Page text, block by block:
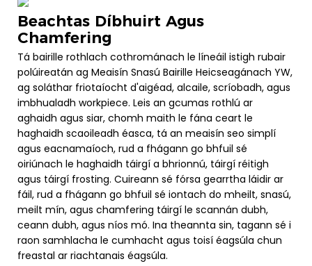
Beachtas Díbhuirt Agus
Chamfering
Tá bairille rothlach cothrománach le líneáil istigh rubair
polúireatán ag Meaisín Snasú Bairille Heicseagánach YW,
ag soláthar friotaíocht d'aigéad, alcaile, scríobadh, agus
imbhualadh workpiece. Leis an gcumas rothlú ar
aghaidh agus siar, chomh maith le fána ceart le
haghaidh scaoileadh éasca, tá an meaisín seo simplí
agus eacnamaíoch, rud a fhágann go bhfuil sé
oiriúnach le haghaidh táirgí a bhrionnú, táirgí réitigh
agus táirgí frosting. Cuireann sé fórsa gearrtha láidir ar
fáil, rud a fhágann go bhfuil sé iontach do mheilt, snasú,
meilt mín, agus chamfering táirgí le scannán dubh,
ceann dubh, agus níos mó. Ina theannta sin, tagann sé i
raon samhlacha le cumhacht agus toisí éagsúla chun
freastal ar riachtanais éagsúla.